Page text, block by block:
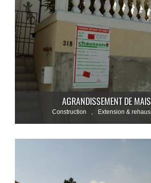
AGRANDISSEMENT DE
Construction Extension &